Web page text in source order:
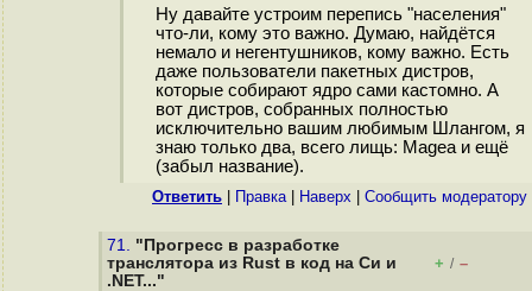
Ну давайте устроим перепись "населения"
что-ли, кому это важно. Думаю, найдётся
немало и негентушников, кому важно. Есть
даже пользователи пакетных дистров,
которые собирают ядро сами кастомно. А
вот дистров, собранных полностью
исключительно вашим любимым Шлангом, я
знаю только два, всего лищь: Magea и ещё
(забыл название).
Ответить Правка| Наверх Cообщить модератору
71. "Прогресс в разработке
транслятора из Rust в код на Cи и
.NET..."
+ / –